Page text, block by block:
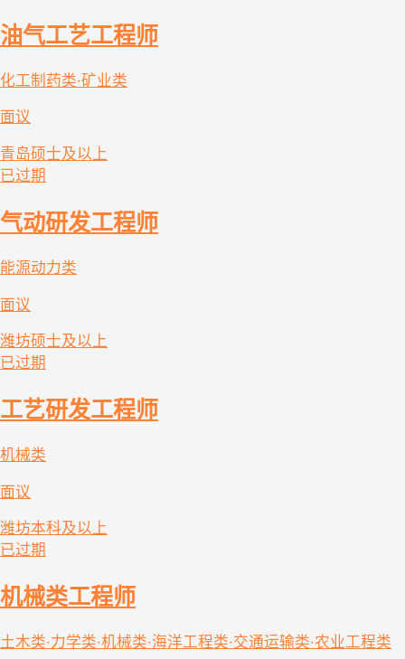
油气工艺工程师
化工制药类·矿业类
面议
青岛硕士及以上
已过期
气动研发工程师
能源动力类
面议
潍坊硕士及以上
已过期
工艺研发工程师
机械类
面议
潍坊本科及以上
已过期
机械类工程师
土木类·力学类·机械类·海洋工程类·交通运输类·农业工程类